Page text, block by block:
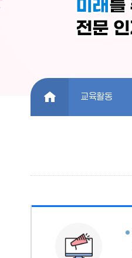
HOME 교육활동